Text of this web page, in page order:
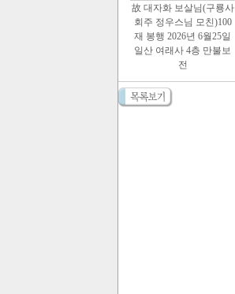
故 대자화 보살님(구룡사
회주 정우스님 모친)100
재 봉행 2026년 6월25일
일산 여래사 4층 만불보
전